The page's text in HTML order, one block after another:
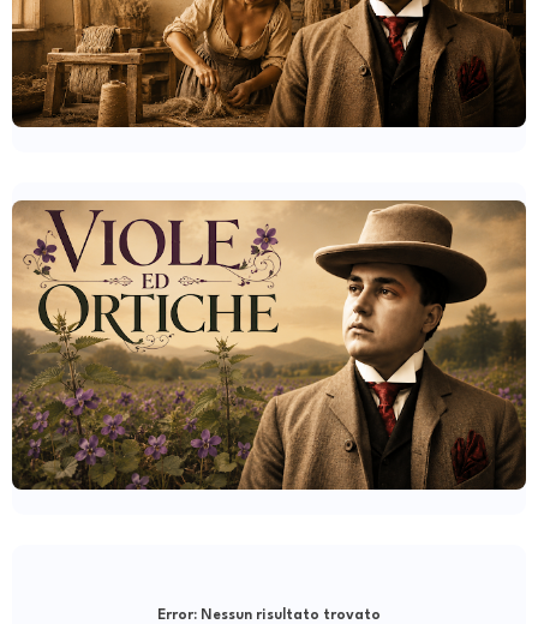
Error: Nessun risultato trovato